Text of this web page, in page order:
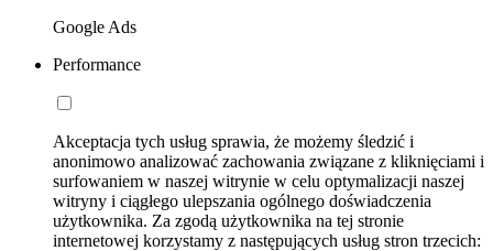
Google Ads
Performance
Akceptacja tych usług sprawia, że możemy śledzić i
anonimowo analizować zachowania związane z kliknięciami i
surfowaniem w naszej witrynie w celu optymalizacji naszej
witryny i ciągłego ulepszania ogólnego doświadczenia
użytkownika. Za zgodą użytkownika na tej stronie
internetowej korzystamy z następujących usług stron trzecich: